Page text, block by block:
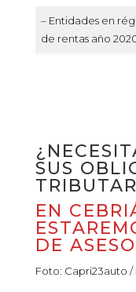
– Entidades en
de rentas año
SUS
EN
DE
Foto: Capri23auto /